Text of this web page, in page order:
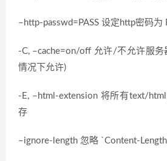
–http-passwd=PASS 设定http密码为
-C, –cache=on/off 允许/不允许服
情况下允许)
-E, –html-extension 将所有text/
存
–ignore-length 忽略 `Content-